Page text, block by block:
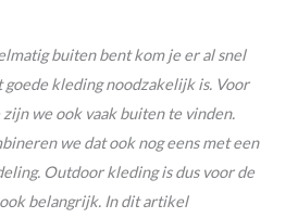
buiten bent kom je er al snel
goede kleding noodzakelijk is. Voor
we ook vaak buiten te vinden.
we dat ook nog eens met een
Outdoor kleding is dus voor de
belangrijk. In dit artikel